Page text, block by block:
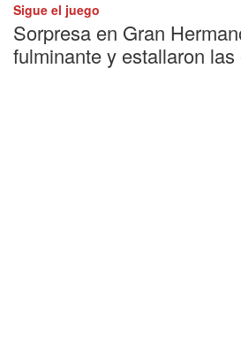
Sigue el juego
Sorpresa en Gran
fulminante y estallaron